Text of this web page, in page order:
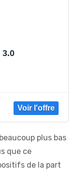
plus bas
que ce
de la part